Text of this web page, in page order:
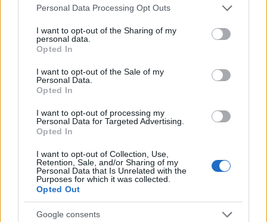
Please note that this website/app uses one or more Google
not limited to your visit or usage behaviour. You may click to
grant or deny consent to Google and its third-party tags to
use your data for below specified purposes in below Google
consent section.
Personal Data Processing Opt Outs
I want to opt-out of the Sharing of my
personal data.
Opted In
I want to opt-out of the Sale of my
Personal Data.
Opted In
I want to opt-out of processing my
Personal Data for Targeted Advertising.
Opted In
I want to opt-out of Collection, Use,
Retention, Sale, and/or Sharing of my
Personal Data that Is Unrelated with the
Purposes for which it was collected.
Opted Out
Google consents
hozzávalókat, és a keveréket fokozatosan, keverés
közben kanalanként a kókuszszíros masszához
majd kézzel is jól átgyúrjuk.
formálunk belőle, majd folpackba csomagolva egy
napra a hűtőbe tesszük.
5. Ez azért is fontos, mert a szódabikarbóna már az
állás alatt is elkezd lebomlani a tésztában, így
alacsonyabb hőmérsékleten sütve sem lesz
mellékíze a keksznek (eredendően 200-250 fokon
bomlik le teljesen).